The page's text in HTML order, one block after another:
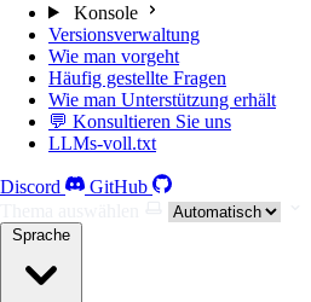
Konsole
Versionsverwaltung
Wie man vorgeht
Häufig gestellte Fragen
Wie man Unterstützung erhält
💬 Konsultieren Sie uns
LLMs-voll.txt
Discord
GitHub
Sprache